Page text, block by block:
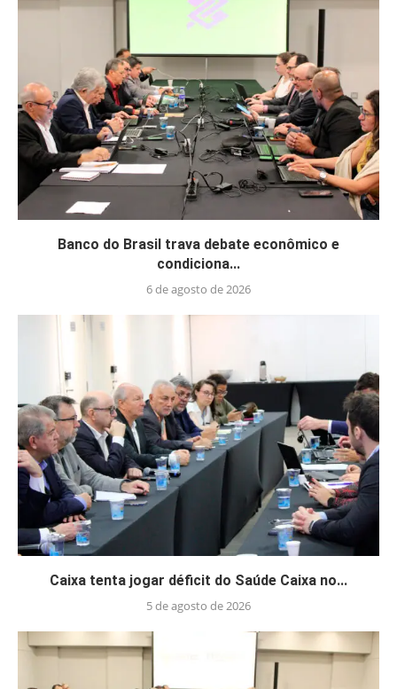
Banco do Brasil trava debate econômico e
condiciona...
6 de agosto de 2026
Caixa tenta jogar déficit do Saúde Caixa no...
5 de agosto de 2026